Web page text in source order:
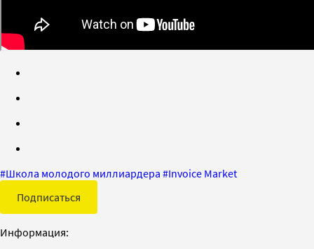
#Школа молодого миллиардера #Invoice Market
Подписаться
Информация: